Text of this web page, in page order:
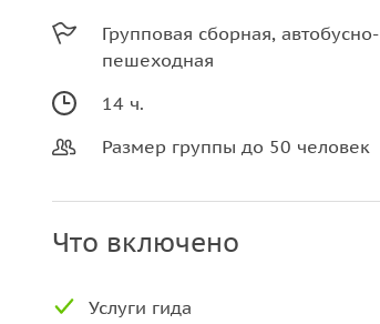
Групповая сборная, автобусно-
пешеходная
14 ч.
Размер группы до 50 человек
Что включено
Услуги гида